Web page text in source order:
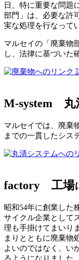
日、特に重要な問題
部門」は、必要な許
実な処理を行なって
マルセイの「廃棄物
し、法律に基づいた
M-system 丸
マルセイでは、廃棄
までの一貫したシス
factory 工場
昭和54年に創業した
サイクル企業として
理も手掛けてまいり
まりとともに廃棄物
よいのではなく、い
るようになりました。